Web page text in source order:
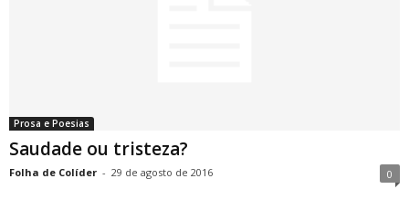
Prosa e Poesias
Saudade ou tristeza?
Folha de Colíder - 29 de agosto de 2016 0